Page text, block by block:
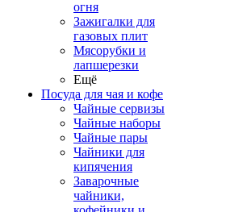
огня
Зажигалки для
газовых плит
Мясорубки и
лапшерезки
Ещё
Посуда для чая и кофе
Чайные сервизы
Чайные наборы
Чайные пары
Чайники для
кипячения
Заварочные
чайники,